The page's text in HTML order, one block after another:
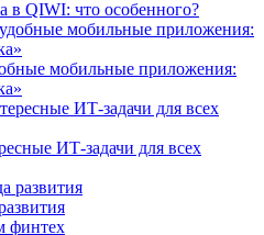
в QIWI: что особенного?
мобильные приложения:
ИТ-задачи для всех